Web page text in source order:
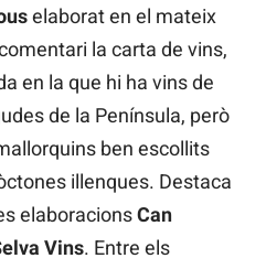
elaborat en el mateix
la carta de vins,
en la que hi ha vins de
de la Península, però
ben escollits
illenques. Destaca
elaboracionsCan
Vins. Entre els